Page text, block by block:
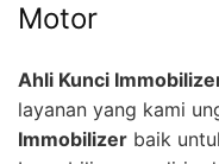
Motor
Ahli Kunci
layanan yang kami
Immobilizer baik